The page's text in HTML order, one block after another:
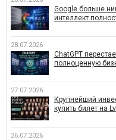
Google больше
интеллект
28.07.2026
ChatGPT
полноценную
27.07.2026
Крупнейший
купить билет на
26.07.2026